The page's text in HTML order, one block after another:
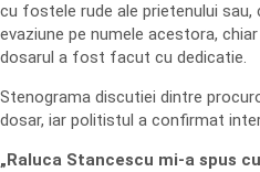
cu fostele rude ale prietenului sau,
evaziune pe numele acestora,
dosarul a fost facut cu dedicatie.
Stenograma discutiei dintre
dosar, iar politistul a confirmat
„Raluca Stancescu mi-a spus